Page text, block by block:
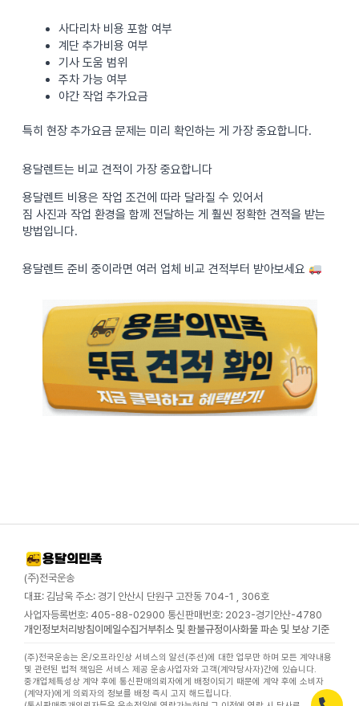
사다리차 비용 포함 여부
계단 추가비용 여부
기사 도움 범위
주차 가능 여부
야간 작업 추가요금
특히 현장 추가요금 문제는 미리 확인하는 게 가장 중요합니다.
용달렌트는 비교 견적이 가장 중요합니다
용달렌트 비용은 작업 조건에 따라 달라질 수 있어서
짐 사진과 작업 환경을 함께 전달하는 게 훨씬 정확한 견적을 받는
방법입니다.
용달렌트 준비 중이라면 여러 업체 비교 견적부터 받아보세요
(주)전국운송
대표: 김남욱 주소: 경기 안산시 단원구 고잔동 704-1 , 306호
사업자등록번호: 405-88-02900 통신판매번호: 2023-경기안산-4780
개인정보처리방침이메일수집거부취소 및 환불규정이사화물 파손 및 보상 기준
(주)전국운송는 온/오프라인상 서비스의 알선(주선)에 대한 업무만 하며 모든 계약내용
및 관련된 법적 책임은 서비스 제공 운송사업자와 고객(계약당사자)간에 있습니다.
중개업체특성상 계약 후에 통신판매의뢰자에게 배정이되기 때문에 계약 후에 소비자
(계약자)에게 의뢰자의 정보를 배정 즉시 고지 해드립니다.